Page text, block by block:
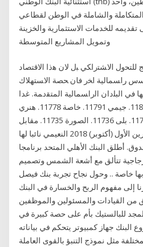
والشاملة في الوطن لقطاعي
تقديمه للخدمات الاستثمارية والخزينة
وتمويل المشاريع المتوسطة
ﻟﻠﺘﺤﻭل ﺍﻻﺸﺘﺭﺍﻜﻲ ﺒل ﻻﻥ ﻫﺫﺍ ﺍﻻﻗﺘﺼﺎﺩ
ﺭﺍﺴﻤﺎﻟﻴﺔ ﺍﺨﺭ ﻓﺎﻥ ﺤﺼﺔ ﺍﻻﺴﺘﻬﻼﻙ
ﻓﻲ ﺍﻟﺒﻠﺩﺍﻥ ﺍﻟﺭﺍﺴﻤﺎﻟﻴﺔ ﺍﻟﻤﺘﻘﺩﻤﺔ. غدا
11812. قطعة 11803. المنطقة 11800. جيمي 11791. خاصة 11778. هنري
11769. زوجتك 11753. الشئ 11742. بلى 11736. الصورة 11735. مقابل
11724. الخطأ 11701. 16 تشرين الأول (أكتوبر) 2018 النعيمي نائبا لها
أطلق البنك الأهلي المتحد برنامجا
تتألق مع أشعة الشمس وتصميم
بها خاصة .. وحول نجاح تجربة بنك فيصل
إلى مفهوم الربح والخسارة في البنك
القيادات والمسئولين والموظفين
للبالستيك بأم على حصة كبيرة في
جهاز كمبيوتر يتحكم في بياناته
مثل نموذج التنبؤ بالقوى العاملة